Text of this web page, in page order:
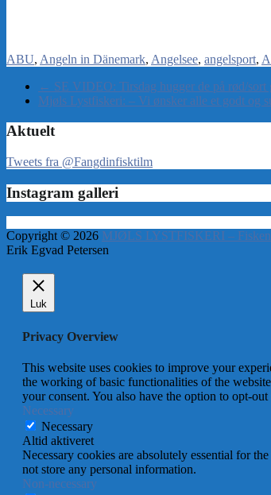
ABU Angeln in Dänemark Angelsee angelsport
← SE VIDEO: Tirsdag hugger de på rød/sort
Mjøls Lystfiskeri: – Vi ønsker alle et godt og
Aktuelt
Tweets fra @Fangdinfisktilm
Instagram galleri
Copyright © 2026 MJØLS LYSTFISKERI –
Erik Egvad Petersen
Luk
Privacy Overview
This website uses cookies to improve your
the working of basic functionalities of the
your consent. You also have the option to opt-
Necessary
Necessary
Altid aktiveret
Necessary cookies are absolutely essential for
not store any personal information.
Non-necessary